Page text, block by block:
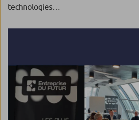
technologies…